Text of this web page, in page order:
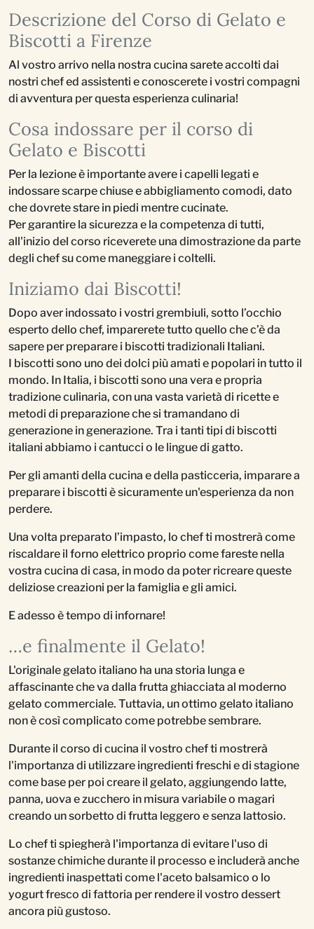
Descrizione del Corso di Gelato e
Biscotti a Firenze
Al vostro arrivo nella nostra cucina sarete accolti dai
nostri chef ed assistenti e conoscerete i vostri compagni
di avventura per questa esperienza culinaria!
Cosa indossare per il corso di
Gelato e Biscotti
Per la lezione è importante avere i capelli legati e
indossare scarpe chiuse e abbigliamento comodi, dato
che dovrete stare in piedi mentre cucinate.
Per garantire la sicurezza e la competenza di tutti,
all'inizio del corso riceverete una dimostrazione da parte
degli chef su come maneggiare i coltelli.
Iniziamo dai Biscotti!
Dopo aver indossato i vostri grembiuli, sotto l’occhio
esperto dello chef, imparerete tutto quello che c’è da
sapere per preparare i biscotti tradizionali Italiani.
I biscotti sono uno dei dolci più amati e popolari in tutto il
mondo. In Italia, i biscotti sono una vera e propria
tradizione culinaria, con una vasta varietà di ricette e
metodi di preparazione che si tramandano di
generazione in generazione. Tra i tanti tipi di biscotti
italiani abbiamo i cantucci o le lingue di gatto.
Per gli amanti della cucina e della pasticceria, imparare a
preparare i biscotti è sicuramente un'esperienza da non
perdere.
Una volta preparato l’impasto, lo chef ti mostrerà come
riscaldare il forno elettrico proprio come fareste nella
vostra cucina di casa, in modo da poter ricreare queste
deliziose creazioni per la famiglia e gli amici.
E adesso è tempo di infornare!
…e finalmente il Gelato!
L'originale gelato italiano ha una storia lunga e
affascinante che va dalla frutta ghiacciata al moderno
gelato commerciale. Tuttavia, un ottimo gelato italiano
non è così complicato come potrebbe sembrare.
Durante il corso di cucina il vostro chef ti mostrerà
l'importanza di utilizzare ingredienti freschi e di stagione
come base per poi creare il gelato, aggiungendo latte,
panna, uova e zucchero in misura variabile o magari
creando un sorbetto di frutta leggero e senza lattosio.
Lo chef ti spiegherà l'importanza di evitare l'uso di
sostanze chimiche durante il processo e includerà anche
ingredienti inaspettati come l'aceto balsamico o lo
yogurt fresco di fattoria per rendere il vostro dessert
ancora più gustoso.